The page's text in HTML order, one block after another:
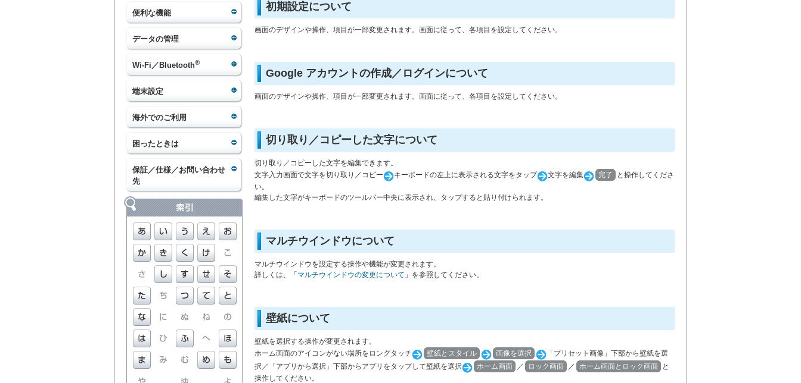
便利な機能
データの管理
Wi-Fi／Bluetooth®
端末設定
海外でのご利用
困ったときは
保証／仕様／お問い合わせ
先
初期設定について
画面のデザインや操作、項目が一部変更されます。画面に従って、各項目を設定してください。
Google アカウントの作成／ログインについて
画面のデザインや操作、項目が一部変更されます。画面に従って、各項目を設定してください。
切り取り／コピーした文字について
切り取り／コピーした文字を編集できます。
文字入力画面で文字を切り取り／コピー
キーボードの左上に表示される文字をタップ 文字を編集 完了
と操作してくださ
い。
編集した文字がキーボードのツールバー中央に表示され、タップすると貼り付けられます。
マルチウインドウについて
マルチウインドウを設定する操作や機能が変更されます。
詳しくは、「 マルチウインドウの変更について 」を参照してください。
壁紙について
壁紙を選択する操作が変更されます。
ホーム画面のアイコンがない場所をロングタッチ
壁紙とスタイル 画像を選択
「プリセット画像」下部から壁紙を選
択／「アプリから選択」下部からアプリをタップして壁紙を選択
ホーム画面 ／ ロック画面 ／ ホーム画面とロック画面
と
操作してください。